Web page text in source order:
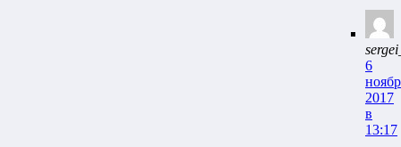
6
2017
в
13:17